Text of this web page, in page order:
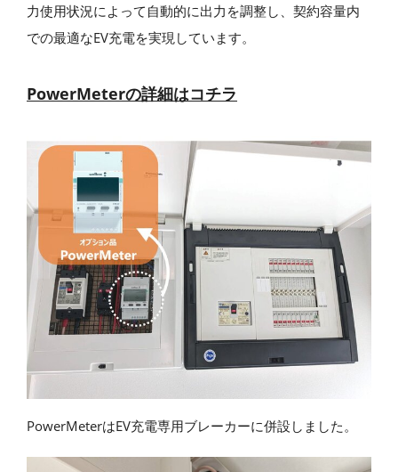
力使用状況によって自動的に出力を調整し、契約容量内
での最適なEV充電を実現しています。
PowerMeterの詳細はコチラ
PowerMeterはEV充電専用ブレーカーに併設しました。